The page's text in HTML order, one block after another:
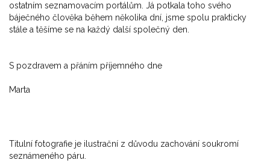
ostatním seznamovacím portálům. Já potkala toho svého
báječného člověka během několika dní, jsme spolu prakticky
stále a těšíme se na každý další společný den.
S pozdravem a přáním příjemného dne
Marta
Titulní fotografie je ilustrační z důvodu zachování soukromí
seznámeného páru.